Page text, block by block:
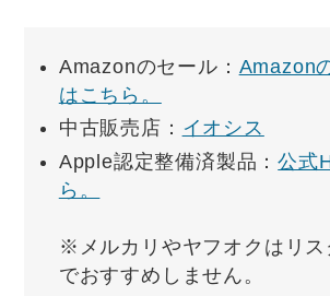
Amazonのセール： Amazon
はこちら。
中古販売店： イオシス
Apple認定整備済製品：公式
ら。
※メルカリやヤフオクはリス
でおすすめしません。